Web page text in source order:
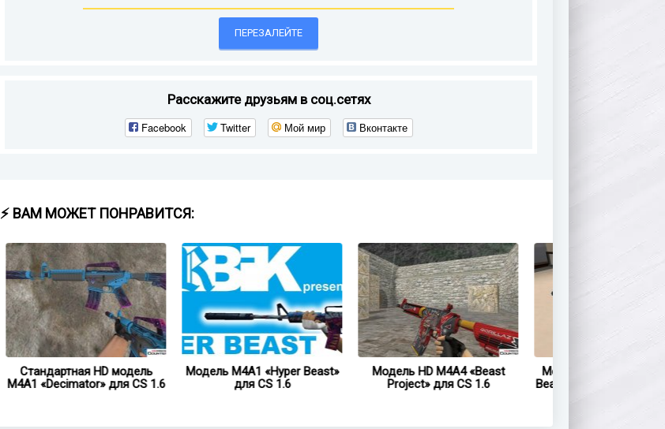
ПЕРЕЗАЛЕЙТЕ
Расскажите друзьям в соц.сетях
Facebook Twitter Мой мир Вконтакте
⚡ ВАМ МОЖЕТ ПОНРАВИТСЯ:
Стандартная HD модель
M4A1 «Decimator» для CS 1.6
Модель M4A1 «Hyper Beast»
для CS 1.6
Модель HD M4A4 «Beast
Project» для CS 1.6
Модель HD M4A1-S
Beast» с анимацией